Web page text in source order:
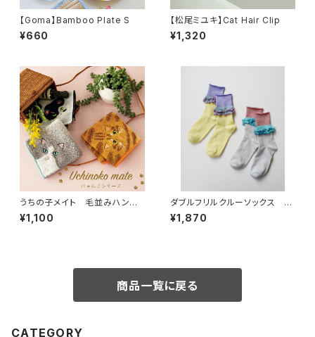
【Goma】Bamboo Plate S
¥660
【松尾ミユキ】Cat Hair Clip
¥1,320
うちの子メイト 毛並みハンカ
チ
¥1,100
ダブルフリルクルーソックス 2
P
¥1,870
商品一覧に戻る
CATEGORY